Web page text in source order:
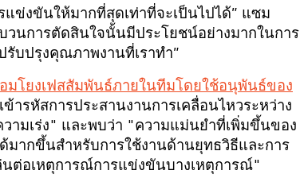
แข่งขันให้มากที่สุดเท่าที่จะเป็นไปได้” แซม
บวนการตัดสินใจนั้นมีประโยชน์อย่างมากในการ
รับปรุงคุณภาพงานที่เราทำ”
อมโยงเฟสสัมพันธ์ภายในทีมโดยใช้อนุพันธ์ของ
ารหัสการประสานงานการเคลื่อนไหวระหว่าง
ามเร่ง" และพบว่า "ความแม่นยำที่เพิ่มขึ้นของ
มากขึ้นสำหรับการใช้งานด้านยุทธวิธีและการ
นต่อเหตุการณ์การแข่งขันบางเหตุการณ์"